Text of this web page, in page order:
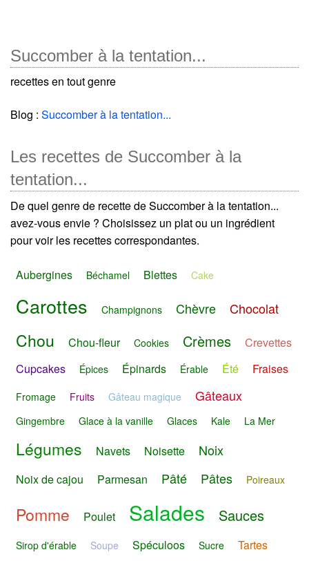
Succomber à la tentation...
recettes en tout genre
Blog : Succomber à la tentation...
Les recettes de Succomber à la
tentation...
De quel genre de recette de Succomber à la tentation...
avez-vous envie ? Choisissez un plat ou un ingrédient
pour voir les recettes correspondantes.
Aubergines Béchamel Blettes Cake
Carottes Champignons Chèvre Chocolat
Chou Chou-fleur Cookies Crèmes
Crevettes
Cupcakes
Épices Épinards Érable Été Fraises
Fromage Fruits Gâteau magique Gâteaux
Gingembre Glace à la vanille Glaces Kale La Mer
Légumes Navets Noisette Noix
Noix de cajou Parmesan Pâté Pâtes Poireaux
Pomme Poulet Salades Sauces
Sirop d'érable Soupe Spéculoos Sucre
Tartes